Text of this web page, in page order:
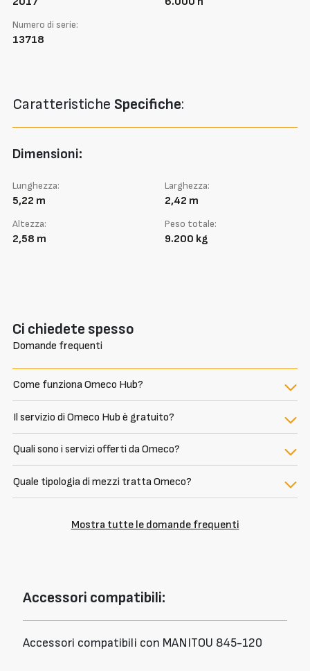
Numero di serie:
13718
Caratteristiche Specifiche:
Dimensioni:
Lunghezza:
5,22 m
Larghezza:
2,42 m
Altezza:
2,58 m
Peso totale:
9.200 kg
Ci chiedete spesso
Domande frequenti
Come funziona Omeco Hub?
Il servizio di Omeco Hub è gratuito?
Quali sono i servizi offerti da Omeco?
Quale tipologia di mezzi tratta Omeco?
Mostra tutte le domande frequenti
Accessori compatibili:
Accessori compatibili con MANITOU 845-120